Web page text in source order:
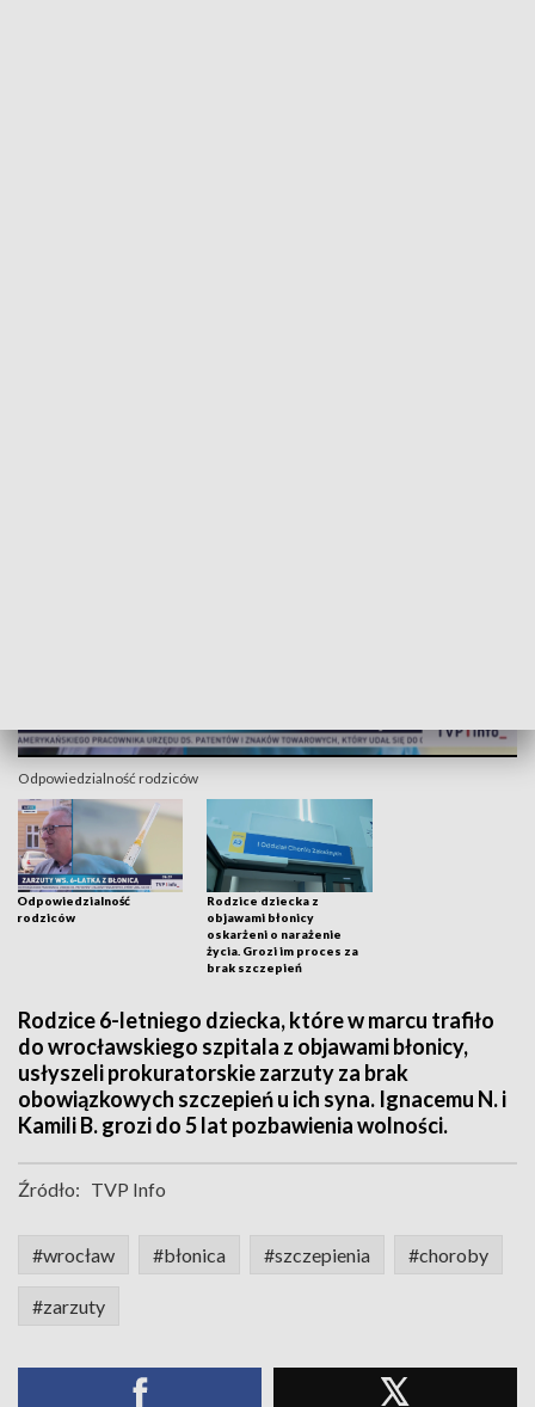
Odpowiedzialność rodziców
Odpowiedzialność
rodziców
Rodzice dziecka z
objawami błonicy
oskarżeni o narażenie
życia. Grozi im proces za
brak szczepień
Rodzice 6-letniego dziecka, które w marcu trafiło
do wrocławskiego szpitala z objawami błonicy,
usłyszeli prokuratorskie zarzuty za brak
obowiązkowych szczepień u ich syna. Ignacemu N. i
Kamili B. grozi do 5 lat pozbawienia wolności.
Źródło: TVP Info
#wrocław #błonica #szczepienia #choroby
#zarzuty